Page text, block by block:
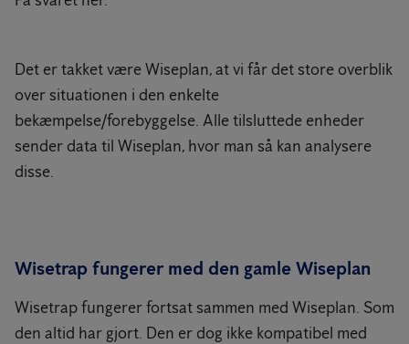
Det er takket være Wiseplan, at vi får det store overblik
over situationen i den enkelte
bekæmpelse/forebyggelse. Alle tilsluttede enheder
sender data til Wiseplan, hvor man så kan analysere
disse.
Wisetrap fungerer med den gamle Wiseplan
Wisetrap fungerer fortsat sammen med Wiseplan. Som
den altid har gjort. Den er dog ikke kompatibel med